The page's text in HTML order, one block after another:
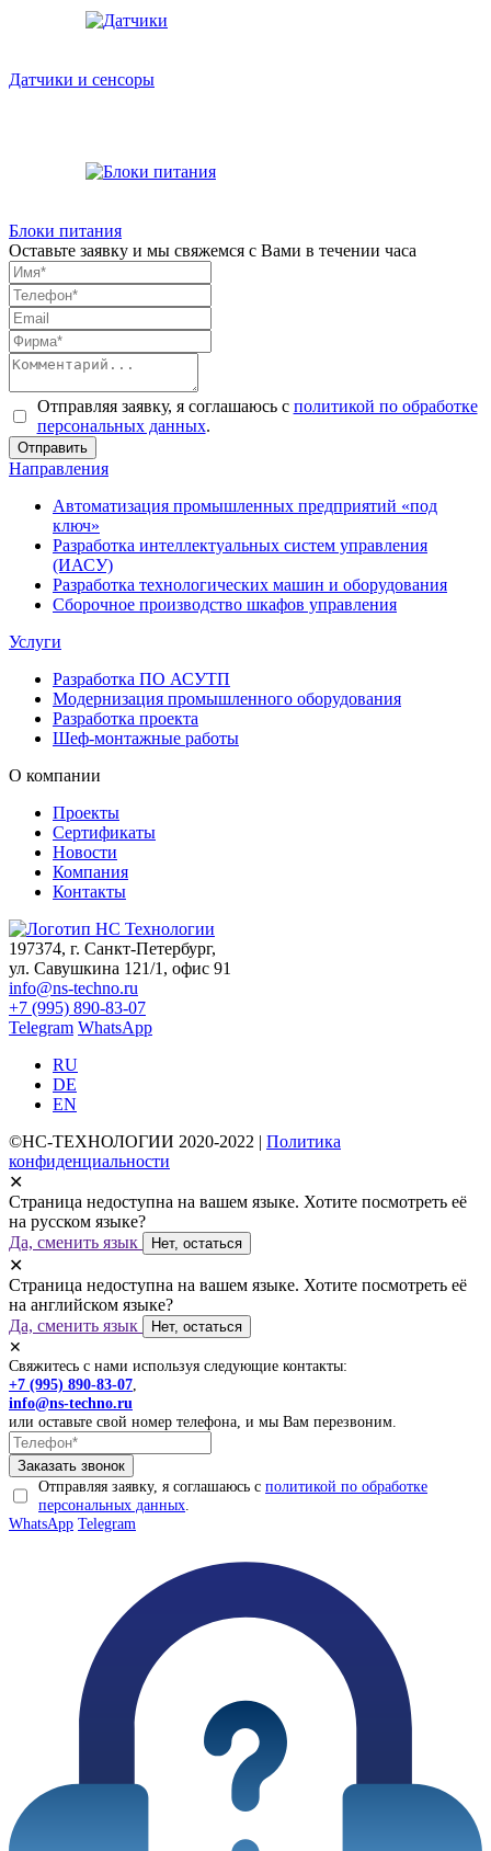
Датчики и сенсоры
Блоки питания
Оставьте заявку и мы свяжемся с Вами в течении часа
Отправляя заявку, я соглашаюсь с политикой по обработке
персональных данных.
Направления
Автоматизация промышленных предприятий «под
ключ»
Разработка интеллектуальных систем управления
(ИАСУ)
Разработка технологических машин и оборудования
Сборочное производство шкафов управления
Услуги
Разработка ПО АСУТП
Модернизация промышленного оборудования
Разработка проекта
Шеф-монтажные работы
О компании
Проекты
Сертификаты
Новости
Компания
Контакты
197374, г. Санкт-Петербург,
ул. Савушкина 121/1, офис 91
info@ns-techno.ru
+7 (995) 890-83-07
Telegram WhatsApp
RU
DE
EN
©НС-ТЕХНОЛОГИИ 2020-2022 | Политика
конфиденциальности
✕
Страница недоступна на вашем языке. Хотите посмотреть её
на русском языке?
Да, сменить язык
Нет, остаться
✕
Страница недоступна на вашем языке. Хотите посмотреть её
на английском языке?
Да, сменить язык
Нет, остаться
✕
Свяжитесь с нами используя следующие контакты:
+7 (995) 890-83-07
info@ns-techno.ru
или оставьте свой номер телефона, и мы Вам перезвоним.
Отправляя заявку, я соглашаюсь сполитикой по обработке
персональных данных
WhatsApp Telegram